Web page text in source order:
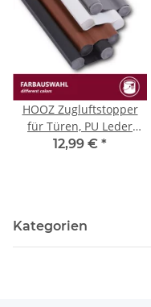
HOOZ Zugluftstopper
für Türen, PU Leder
Türdichtung
Windstopper und
Türluftstopper
12,99 € *
Kategorien